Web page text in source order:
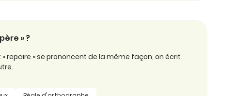
» ?
« repaire » se prononcent de la même façon, on écrit